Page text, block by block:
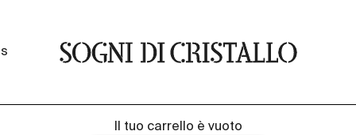
Sogni di cristallo
Il tuo carrello è vuoto